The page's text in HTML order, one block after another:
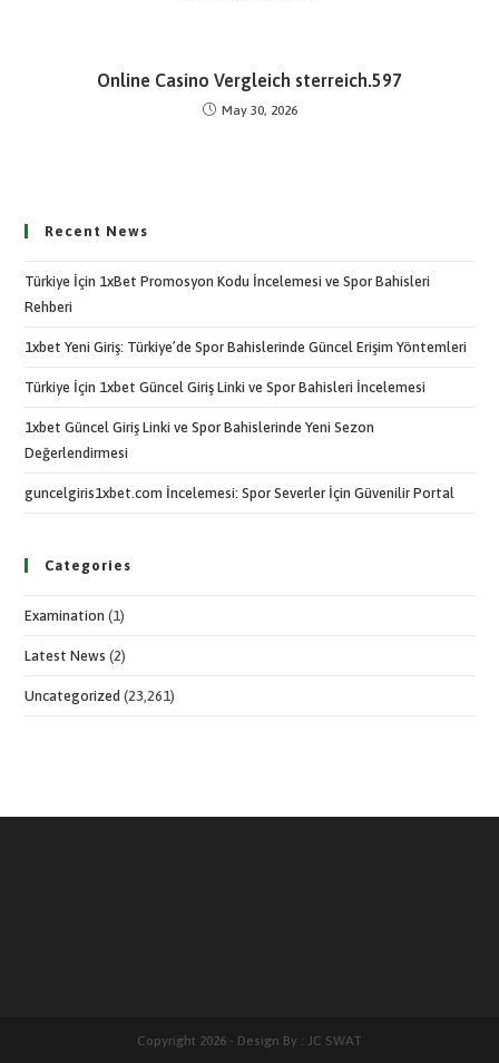
Online Casino Vergleich sterreich.597
May 30, 2026
Recent News
Türkiye İçin 1xBet Promosyon Kodu İncelemesi ve Spor Bahisleri
Rehberi
1xbet Yeni Giriş: Türkiye’de Spor Bahislerinde Güncel Erişim Yöntemleri
Türkiye İçin 1xbet Güncel Giriş Linki ve Spor Bahisleri İncelemesi
1xbet Güncel Giriş Linki ve Spor Bahislerinde Yeni Sezon
Değerlendirmesi
guncelgiris1xbet.com İncelemesi: Spor Severler İçin Güvenilir Portal
Categories
Examination (1)
Latest News (2)
Uncategorized (23,261)
Copyright 2026 - Design By : JC SWAT